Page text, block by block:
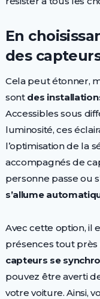
En
des
Cela peut étonner,
sont des
Accessibles sous
luminosité, ces
l’optimisation de la
accompagnés de
personne passe ou
s’allume
Avec cette option, il
présences tout
capteurs se
pouvez être averti
votre voiture. Ainsi,